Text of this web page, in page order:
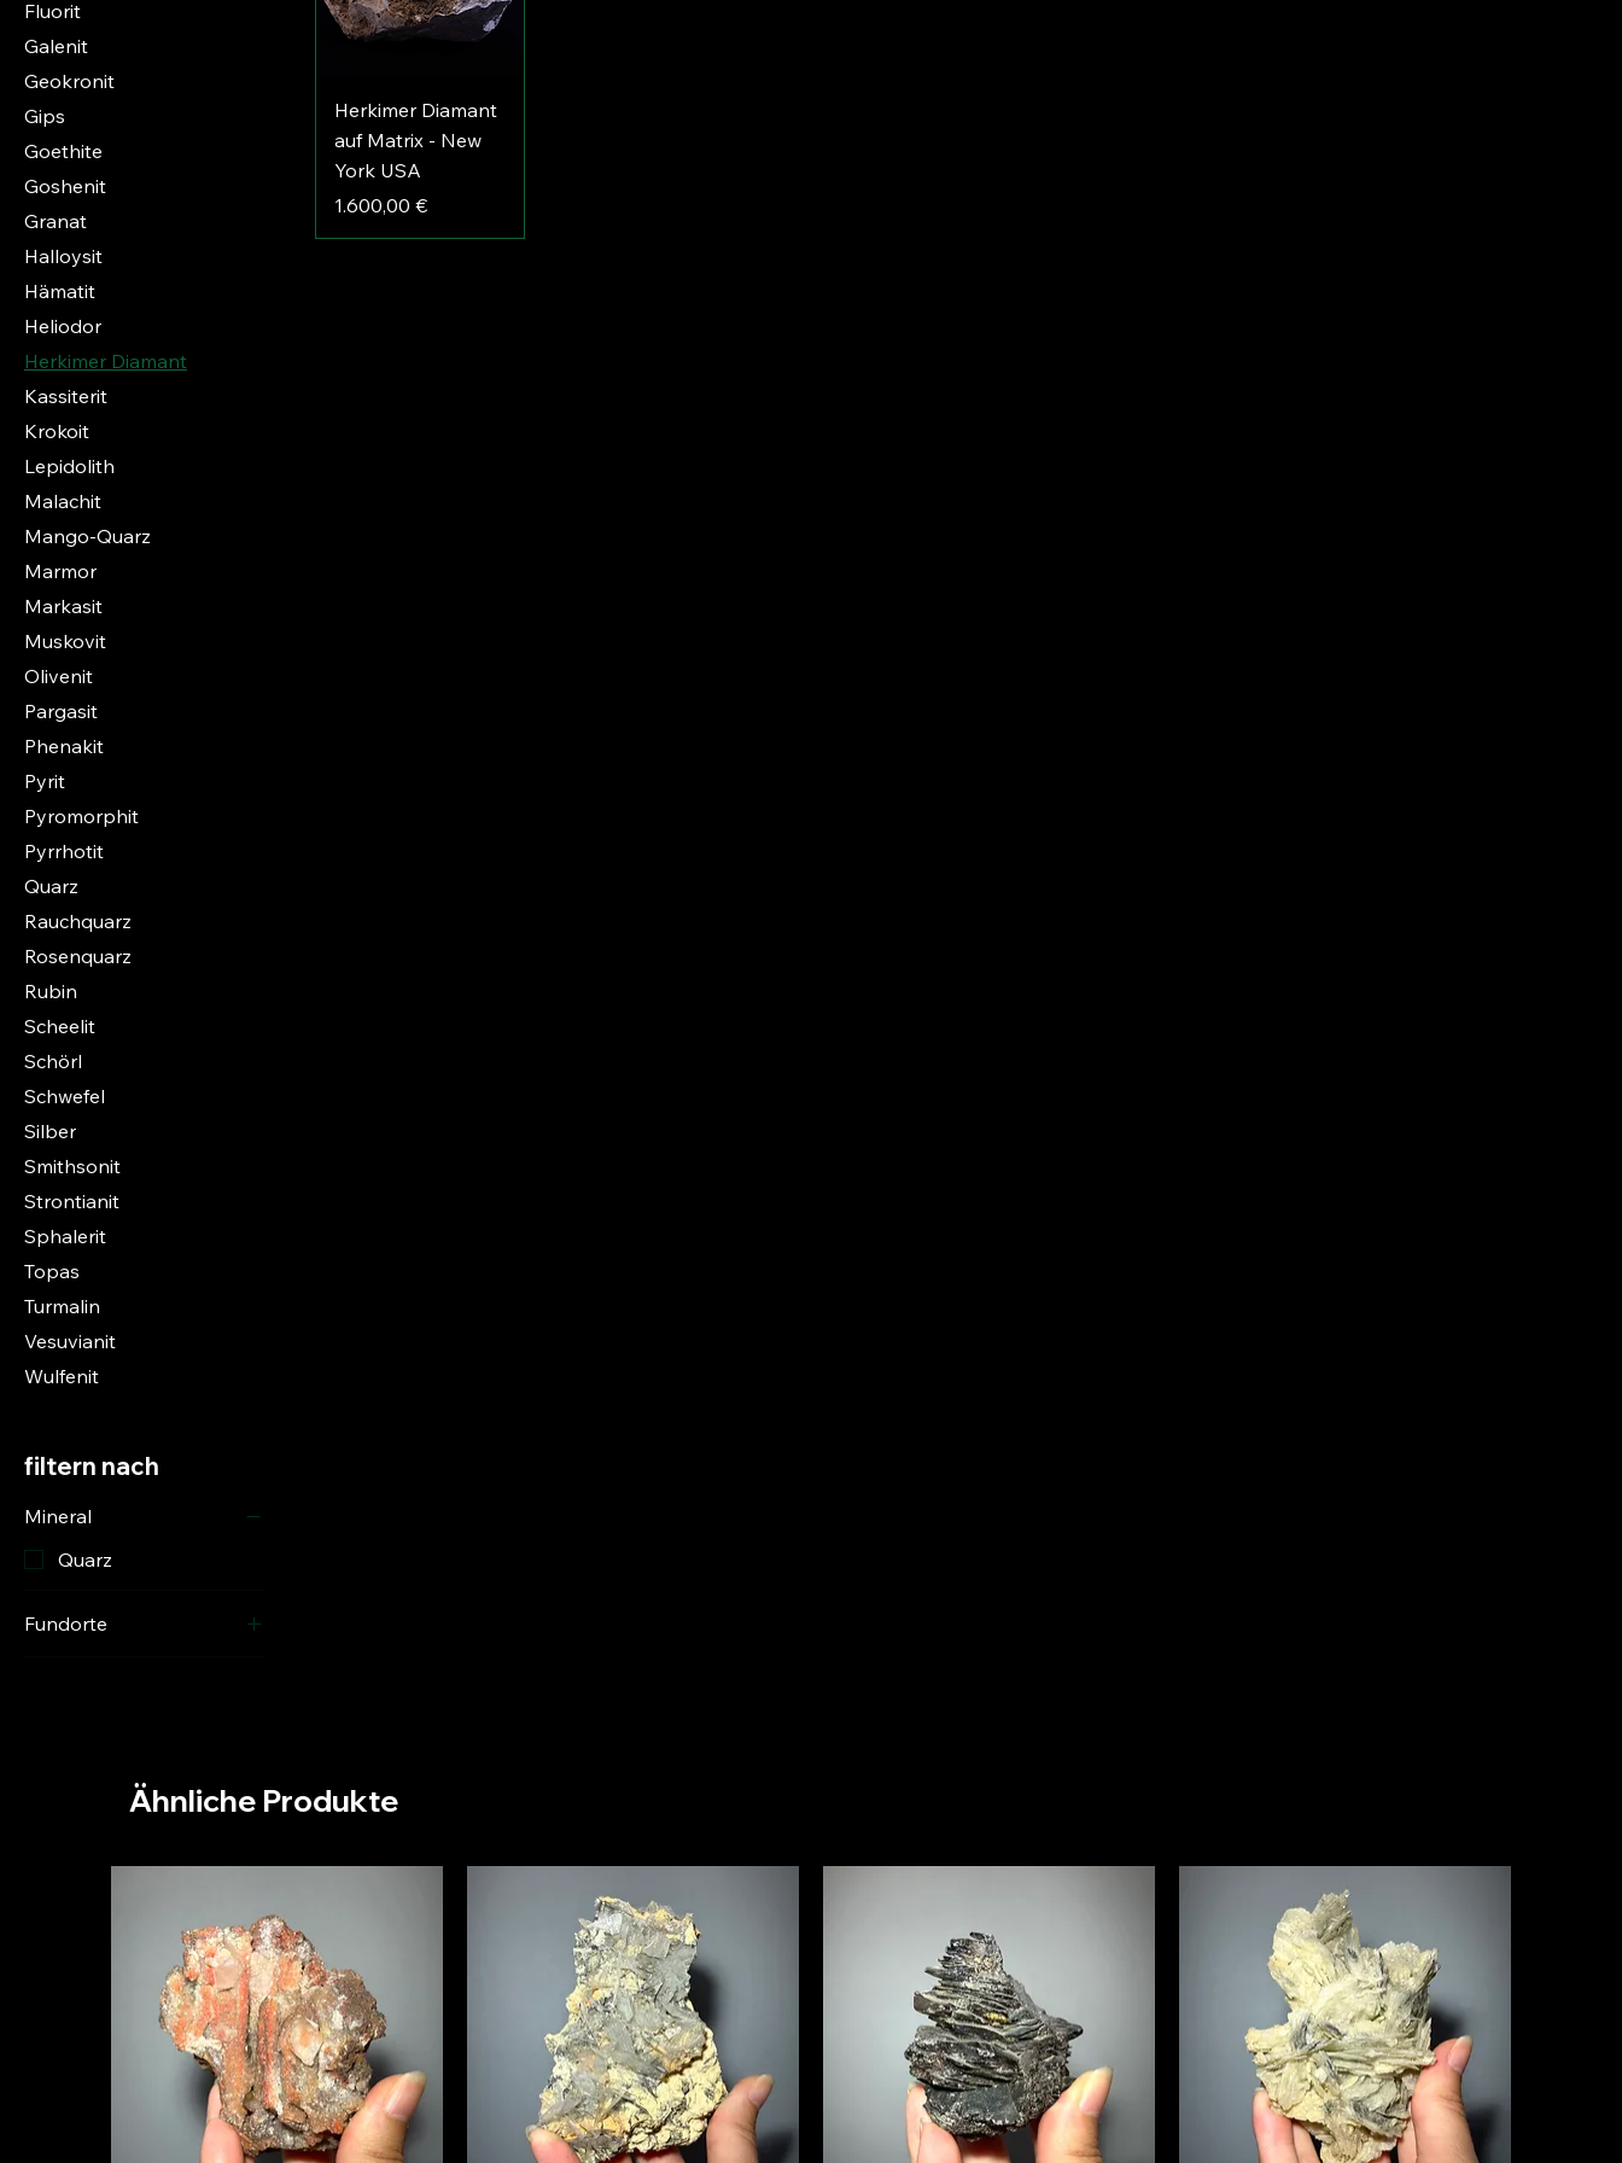
Ähnliche Produkte
Fluorit
Galenit
Geokronit
Gips
Goethite
Goshenit
Granat
Halloysit
Hämatit
Heliodor
Herkimer Diamant
Kassiterit
Krokoit
Lepidolith
Malachit
Mango-Quarz
Marmor
Markasit
Muskovit
Olivenit
Pargasit
Phenakit
Pyrit
Pyromorphit
Pyrrhotit
Quarz
Rauchquarz
Rosenquarz
Rubin
Scheelit
Schörl
Schwefel
Silber
Smithsonit
Strontianit
Sphalerit
Topas
Turmalin
Vesuvianit
Wulfenit
filtern nach
Mineral
Quarz
Fundorte
Herkimer Diamant
auf Matrix - New
York USA
Preis
1.600,00 €